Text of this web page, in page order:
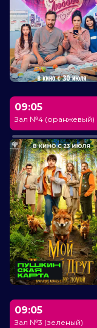
09:05
Зал №4 (оранжевый)
09:05
Зал №3 (зеленый)